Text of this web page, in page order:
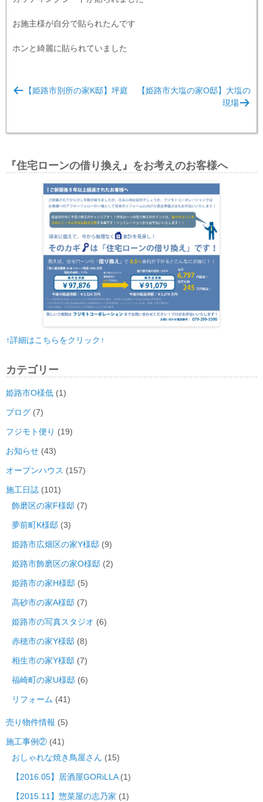
お施主様が自分で貼られたんです
ホンと綺麗に貼られていました
稿
ビ
ー
【姫路市別所の家K邸】坪庭
【姫路市大塩の家O邸】大塩の
現場
『住宅ローンの借り換え』をお考えのお客様へ
↑詳細はこちらをクリック↑
カテゴリー
姫路市O様低 (1)
ブログ (7)
フジモト便り (19)
お知らせ (43)
オープンハウス (157)
施工日誌 (101)
飾磨区の家F様邸 (7)
夢前町K様邸 (3)
姫路市広畑区の家Y様邸 (9)
姫路市飾磨区の家O様邸 (2)
姫路市の家H様邸 (5)
高砂市の家A様邸 (7)
姫路市の写真スタジオ (6)
赤穂市の家Y様邸 (8)
相生市の家Y様邸 (7)
福崎町の家U様邸 (6)
リフォーム (41)
売り物件情報 (5)
施工事例② (41)
おしゃれな焼き鳥屋さん (15)
【2016.05】居酒屋GORiLLA(1)
【2015.11】惣菜屋の志乃家 (1)